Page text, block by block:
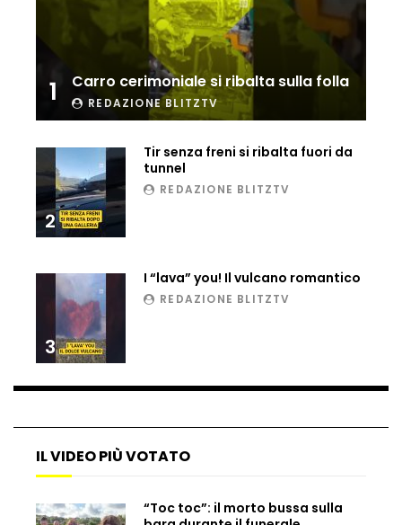
Incidente aereo a Mogadiscio, aereo
perde il controllo
Ucraina, ecco come gli F16 intercettano
i droni russi
Tir bloccato sul passaggio a livello:
Parco divertimenti, attrazione cede
all’improvviso
tragedia a Petén
Russia sotto zero: fiumi congelati e navi
rompighiaccio a Mosca
1 Carro cerimoniale si ribalta sulla folla
REDAZIONE BLITZTV
2
Tir senza freni si ribalta fuori da
tunnel
REDAZIONE BLITZTV
3
I “lava” you! Il vulcano romantico
REDAZIONE BLITZTV
IL VIDEO PIÙ VOTATO
“Toc toc”: il morto bussa sulla